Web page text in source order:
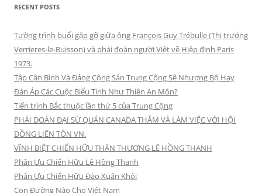
RECENT POSTS
Tường trình buổi gặp gỡ giữa ông François Guy Trébulle (Thị trưởng
Verrieres-le-Buisson) và phái đoàn người Việt về Hiệp định Paris
1973.
Tập Cận Bình Và Đảng Cộng Sản Trung Cộng Sẽ Nhượng Bộ Hay
Đàn Áp Các Cuộc Biểu Tình Như Thiên An Môn?
Tiến trình Bắc thuộc lần thứ 5 của Trung Cộng
PHÁI ĐOÀN ĐẠI SỨ QUÁN CANADA THĂM VÀ LÀM VIỆC VỚI HỘI
ĐỒNG LIÊN TÔN VN.
VĨNH BIỆT CHIẾN HỮU THÂN THƯƠNG LÊ HỒNG THANH
Phân Ưu Chiến Hữu Lê Hồng Thanh
Phân Ưu Chiến Hữu Đào Xuân Khôi
Con Đường Nào Cho Việt Nam